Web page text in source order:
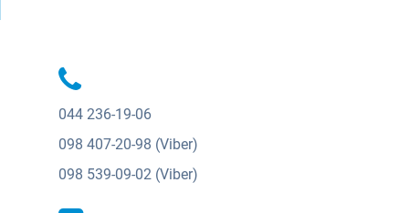
044 236-19-06
098 407-20-98 (Viber)
098 539-09-02 (Viber)